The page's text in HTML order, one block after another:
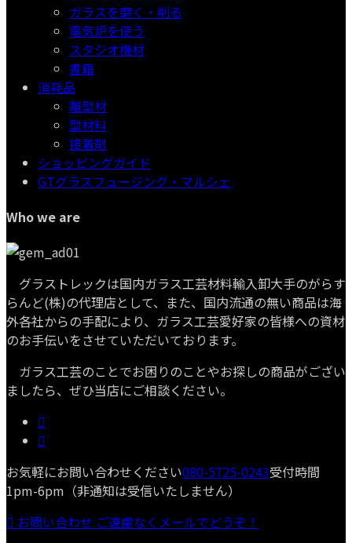
ガラスを磨く・削る
電気炉を使う
スタジオ機材
書籍
消耗品
離型材
型材料
接着剤
ショッピングガイド
GTグラスフュージング・マルシェ
Who we are
グラストレックは国内ガラス工芸材料輸入卸大手のがらす
らんど(株)の代理店として、また、国内流通の無い商品は海
外各社からの手配により、ガラス工芸愛好家の皆様への資材
のお手伝いをさせていただいております。
ガラス工芸のことでお困りのことやお探しの商品がござい
ましたら、ぜひ当店にご相談ください。
お気軽にお問い合わせください080-5725-0243受付時間
1pm-6pm（非通知は受信いたしません）
お問い合わせ ご遠慮なくメールでどうぞ！